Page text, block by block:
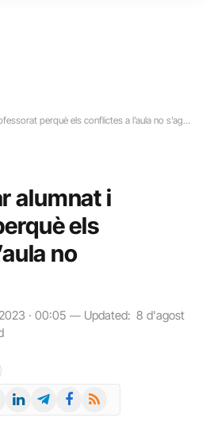
perquè els conflictes a l’aula no s’agreugin
alumnat i
els
no
· 00:05 Updated: 8 d'agost
LinkedInTelegramFacebook
RSS